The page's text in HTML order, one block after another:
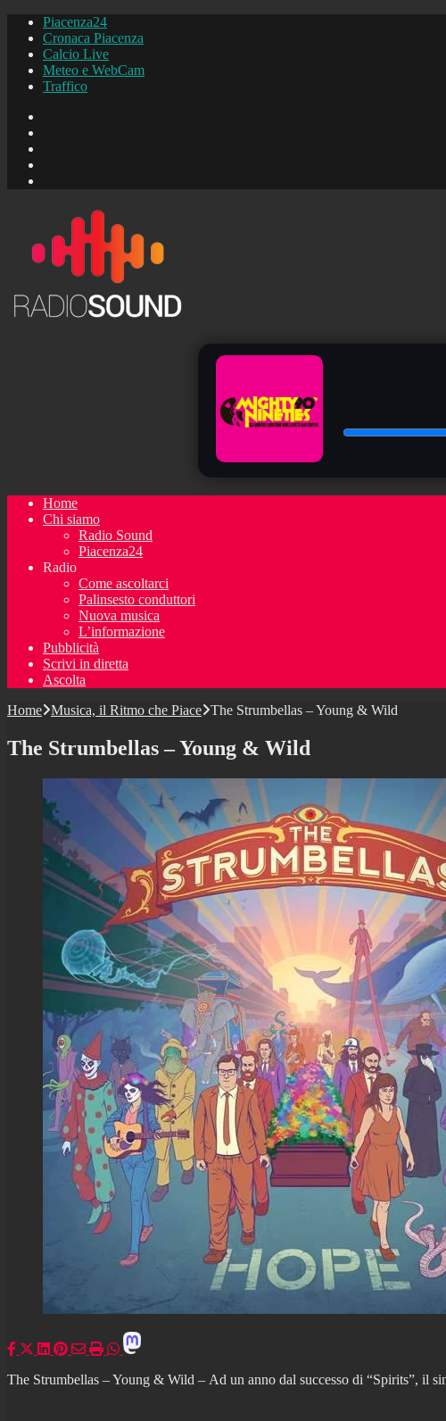
Piacenza24
Cronaca Piacenza
Calcio Live
Meteo e WebCam
Traffico
Home
Chi siamo
Radio Sound
Piacenza24
Radio
Come ascoltarci
Palinsesto conduttori
Nuova musica
L’informazione
Pubblicità
Scrivi in diretta
Ascolta
Home Musica, il Ritmo che Piace The Strumbellas – Young & Wild
The Strumbellas – Young & Wild
The Strumbellas – Young & Wild – Ad un anno dal successo di “Spirits”, il